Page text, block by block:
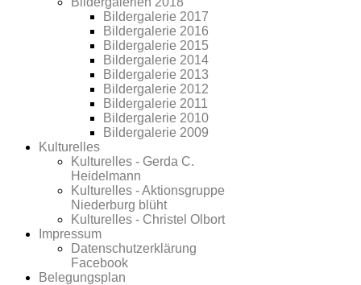
Bildergalerie 2017
Bildergalerie 2016
Bildergalerie 2015
Bildergalerie 2014
Bildergalerie 2013
Bildergalerie 2012
Bildergalerie 2011
Bildergalerie 2010
Bildergalerie 2009
Kulturelles
Kulturelles - Gerda C.
Heidelmann
Kulturelles - Aktionsgruppe
Niederburg blüht
Kulturelles - Christel Olbort
Impressum
Datenschutzerklärung
Facebook
Belegungsplan